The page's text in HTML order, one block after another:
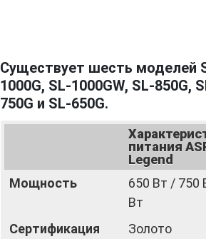
Существует шесть моделей
1000G, SL-1000GW, SL-850G,
750G и SL-650G.
питания
Legend
Мощность
650 Вт / 750
Вт
Сертификация
Золото